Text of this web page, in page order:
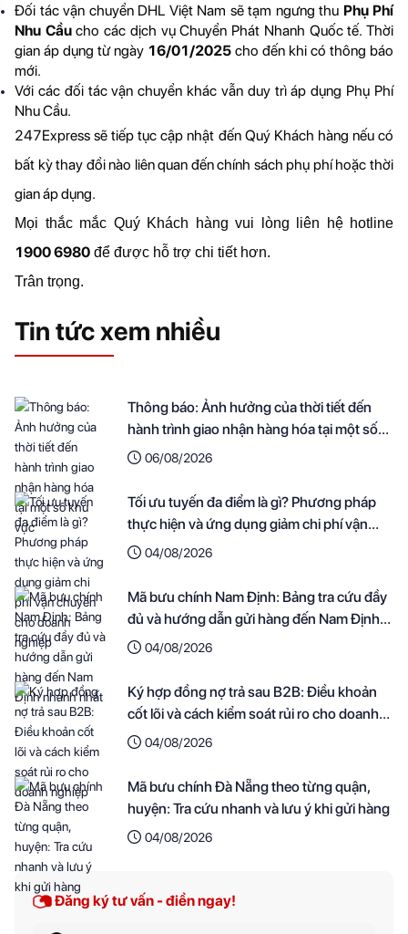
Đối tác vận chuyển DHL Việt Nam sẽ tạm ngưng thu Phụ Phí
Nhu Cầu cho các dịch vụ Chuyển Phát Nhanh Quốc tế. Thời
gian áp dụng từ ngày 16/01/2025 cho đến khi có thông báo
mới.
Với các đối tác vận chuyển khác vẫn duy trì áp dụng Phụ Phí
Nhu Cầu.
247Express sẽ tiếp tục cập nhật đến Quý Khách hàng nếu có
bất kỳ thay đổi nào liên quan đến chính sách phụ phí hoặc thời
gian áp dụng.
1900 6980 để được hỗ trợ chi tiết hơn.
Trân trọng.
Tin tức xem nhiều
Thông báo: Ảnh hưởng của thời tiết đến
hành trình giao nhận hàng hóa tại một số
khu vực
06/08/2026
Tối ưu tuyến đa điểm là gì? Phương pháp
thực hiện và ứng dụng giảm chi phí vận
chuyển cho doanh nghiệp
04/08/2026
Mã bưu chính Nam Định: Bảng tra cứu đầy
đủ và hướng dẫn gửi hàng đến Nam Định
nhanh nhất
04/08/2026
Ký hợp đồng nợ trả sau B2B: Điều khoản
cốt lõi và cách kiểm soát rủi ro cho doanh
nghiệp
04/08/2026
Mã bưu chính Đà Nẵng theo từng quận,
huyện: Tra cứu nhanh và lưu ý khi gửi hàng
04/08/2026
Đăng ký tư vấn - điền ngay!